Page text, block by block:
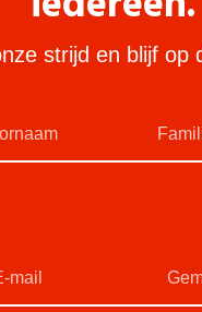
strijd en blijf op